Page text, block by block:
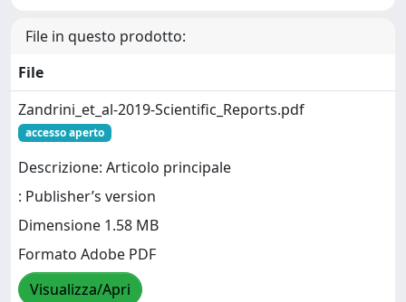
File in questo prodotto:
File
Zandrini_et_al-2019-Scientific_Reports.pdf
accesso aperto
Descrizione: Articolo principale
: Publisher’s version
Dimensione 1.58 MB
Formato Adobe PDF
Visualizza/Apri